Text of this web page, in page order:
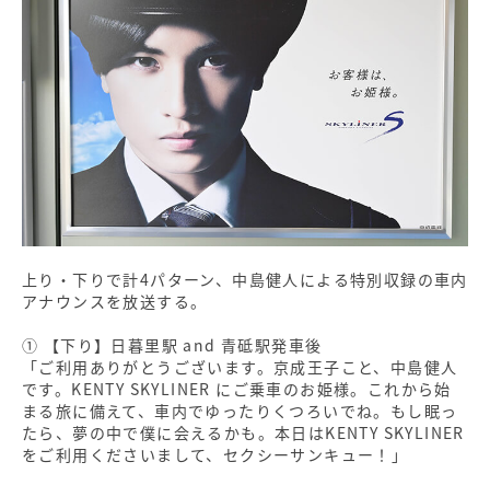
上り・下りで計4パターン、中島健人による特別収録の車内
アナウンスを放送する。
① 【下り】日暮里駅 and 青砥駅発車後
「ご利用ありがとうございます。京成王子こと、中島健人
です。KENTY SKYLINER にご乗車のお姫様。これから始
まる旅に備えて、車内でゆったりくつろいでね。もし眠っ
たら、夢の中で僕に会えるかも。本日はKENTY SKYLINER
をご利用くださいまして、セクシーサンキュー！」